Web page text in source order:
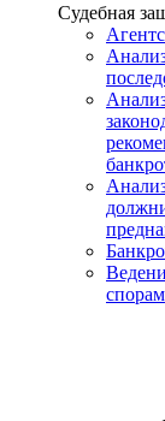
Услуги
Судебная
спорам